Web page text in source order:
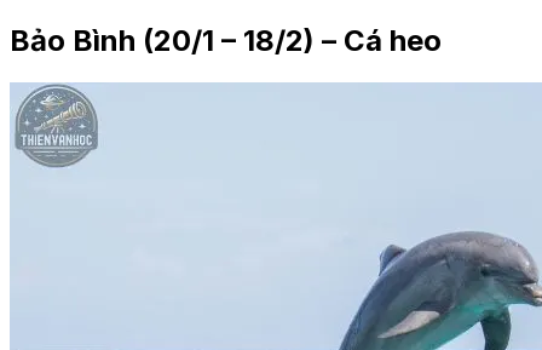
Bảo Bình (20/1 – 18/2) – Cá heo